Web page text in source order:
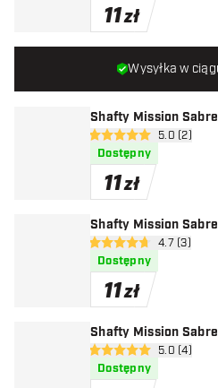
11zł
Shafty Mission
otwórz
5 gwiazdki oceny5.0 (2)
Dostępny
11zł
Shafty Mission
otwórz
4.7 gwiazdki oceny
4.7 (3)
Dostępny
11zł
Shafty Mission
otwórz
5 gwiazdki oceny5.0 (4)
Dostępny
Wysyłka w